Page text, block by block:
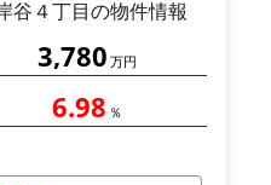
谷４丁目の物件情報
3,780 万円
6.98 ％